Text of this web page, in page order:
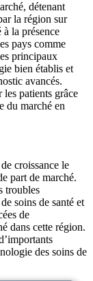
détenant
la région sur
la présence
pays comme
principaux
bien établis et
avancés.
les patients grâce
du marché en
croissance le
part de marché.
troubles
soins de santé et
de
dans cette région.
des soins de